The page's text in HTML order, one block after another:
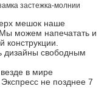
застежка-молнии
мешок наше
можем напечатать и
конструкции.
дизайны свободным
в мире
не позднее 7